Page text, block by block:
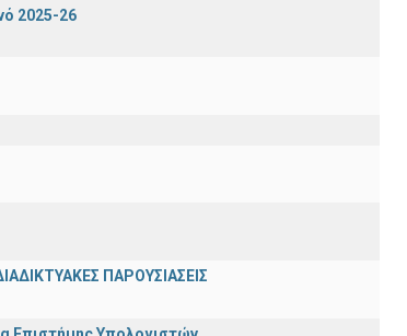
2025-26
ΠΑΡΟΥΣΙΑΣΕΙΣ